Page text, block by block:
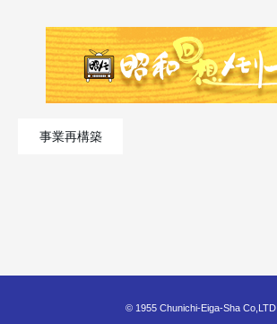
事業再構築
© 1955 Chunichi-Eiga-Sha Co,LTD